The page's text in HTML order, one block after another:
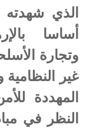
أساسا
وتجارة
غير النظامية
المهددة
النظر في